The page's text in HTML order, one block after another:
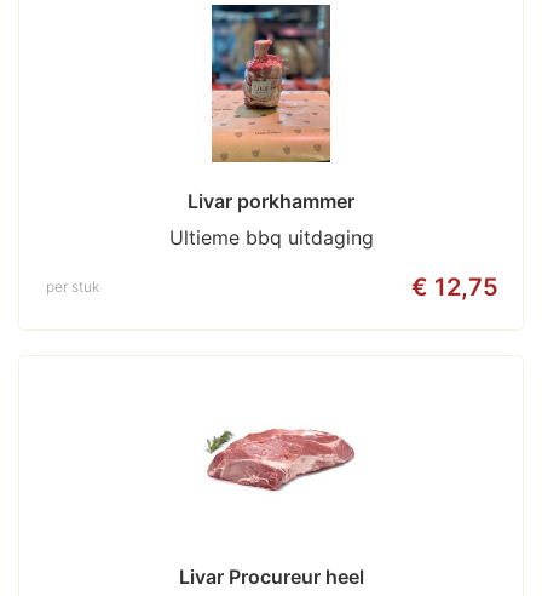
Livar porkhammer
Ultieme bbq uitdaging
€ 12,75
per stuk
Livar Procureur heel